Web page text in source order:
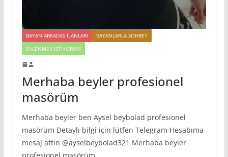
BAYAN ARKADAS ILANLARI
BAYANLARLA SOHBET
EVLENMEK İSTIYORUM
Merhaba beyler profesionel
masörüm
Merhaba beyler ben Aysel beybolad profesionel
masörüm Detaylı bilgi için lütfen Telegram Hesabıma
mesaj attın @ayselbeybolad321 Merhaba beyler